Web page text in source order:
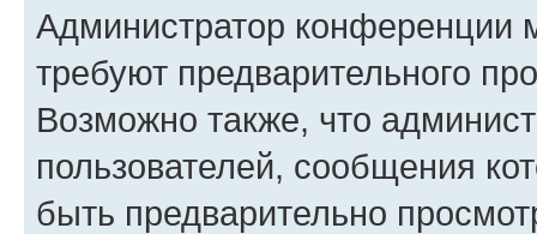
Администратор конференции
требуют предварительного
Возможно также, что
пользователей, сообщения
быть предварительно